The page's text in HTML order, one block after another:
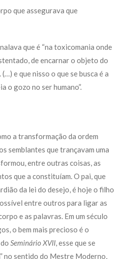
que assegurava que
que é “na toxicomania onde
de encarnar o objeto do
e que nisso o que se busca é a
o gozo no ser humano”.
a transformação da ordem
semblantes que trançavam uma
entre outras coisas, as
que a constituíam. O pai, que
da lei do desejo, é hoje o filho
entre outros para ligar as
e as palavras. Em um século
o bem mais precioso é o
doSeminário XVII, esse que se
no sentido do Mestre Moderno,